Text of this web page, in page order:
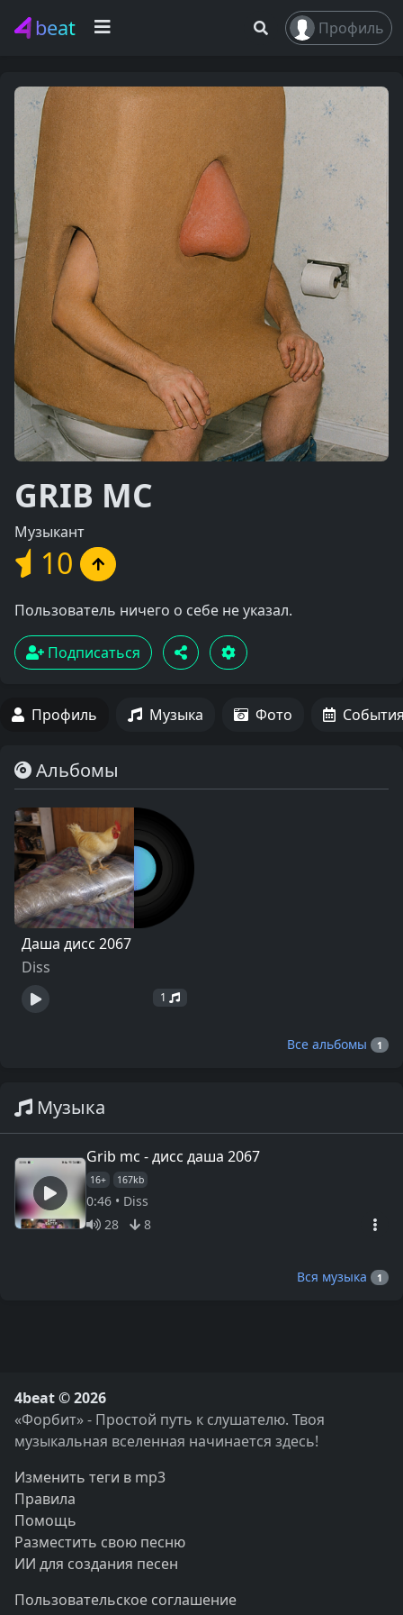
beat Профиль
GRIB MC
Музыкант
10
Пользователь ничего о себе не указал.
Подписаться
Профиль Музыка Фото
Альбомы
Даша дисс 2067
Diss
1
Все альбомы 1
Музыка
Grib mc - дисс даша 2067
16+ 167kb
0:46 • Diss
28
8
Вся музыка 1
4beat © 2026
«Форбит» - Простой путь к слушателю. Твоя
музыкальная вселенная начинается здесь!
Изменить теги в mp3
Правила
Помощь
Разместить свою песню
ИИ для создания песен
Пользовательское соглашение